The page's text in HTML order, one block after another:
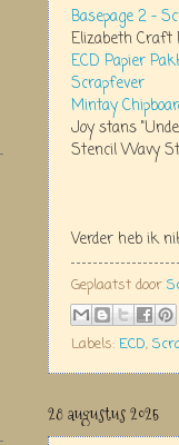
Basepage 2 –
Elizabeth Craft
ECD Papier
Scrapfever
Mintay
Joy stans
Stencil Wavy
Verder heb ik
Geplaatst door
Labels: ECD,
28 augustus 2025